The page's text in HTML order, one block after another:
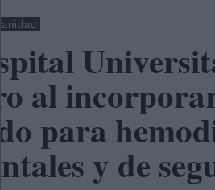
Sanidad
al
para
y de